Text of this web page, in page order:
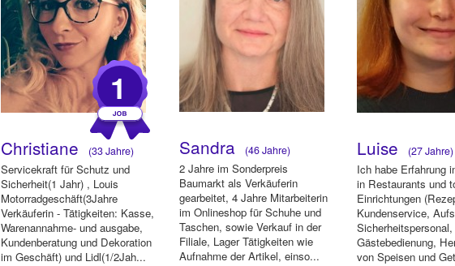
1
Christiane (33 Jahre)
Servicekraft für Schutz und
Sicherheit(1 Jahr) , Louis
Motorradgeschäft(3Jahre
Verkäuferin - Tätigkeiten: Kasse,
Warenannahme- und ausgabe,
Kundenberatung und Dekoration
im Geschäft) und Lidl(1/2Jah...
Sandra (46 Jahre)
2 Jahre im Sonderpreis
Baumarkt als Verkäuferin
gearbeitet, 4 Jahre Mitarbeiterin
im Onlineshop für Schuhe und
Taschen, sowie Verkauf in der
Filiale, Lager Tätigkeiten wie
Aufnahme der Artikel, einso...
Luise (27 Jahre)
Ich habe Erfahrung
in Restaurants und
Einrichtungen
Kundenservice,
Sicherheitspersonal,
Gästebedienung,
von Speisen und